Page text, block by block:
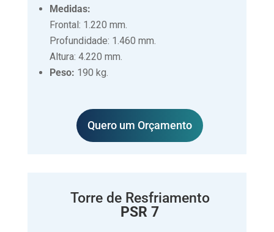
Medidas:
Frontal: 1.220 mm.
Profundidade: 1.460 mm.
Altura: 4.220 mm.
Peso: 190 kg.
Quero um Orçamento
Torre de Resfriamento
PSR 7